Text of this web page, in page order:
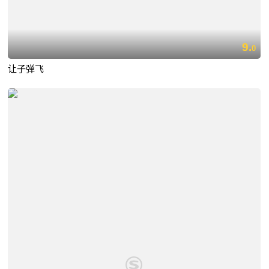
9.0
让子弹飞